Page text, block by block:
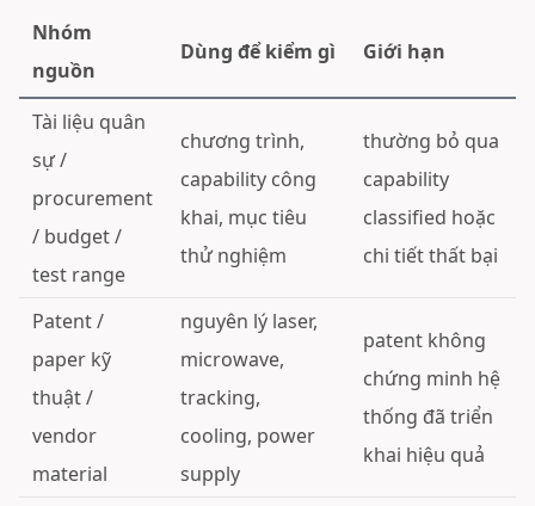
Nhóm
nguồn
Dùng để kiểm gì Giới hạn
Tài liệu quân
sự /
procurement
/ budget /
test range
chương trình,
capability công
khai, mục tiêu
thử nghiệm
thường bỏ qua
capability
classified hoặc
chi tiết thất bại
Patent /
paper kỹ
thuật /
vendor
material
nguyên lý laser,
microwave,
tracking,
cooling, power
supply
patent không
chứng minh hệ
thống đã triển
khai hiệu quả